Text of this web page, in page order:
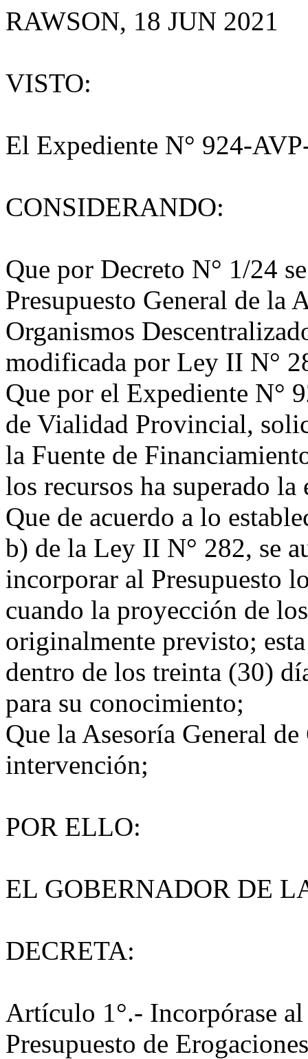
RAWSON, 18 JUN 2021
VISTO:
El Expediente N° 924-
CONSIDERANDO:
Que por Decreto N° 1/24
Presupuesto General de la
Organismos
modificada por Ley II N°
Que por el Expediente N°
de Vialidad Provincial,
la Fuente de
los recursos ha superado
Que de acuerdo a lo
b) de la Ley II N° 282, se
incorporar al Presupuesto
cuando la proyección de
originalmente previsto;
dentro de los treinta (30)
para su conocimiento;
Que la Asesoría General
intervención;
POR ELLO:
EL GOBERNADOR DE
DECRETA:
Artículo 1°.- Incorpórase
Presupuesto de